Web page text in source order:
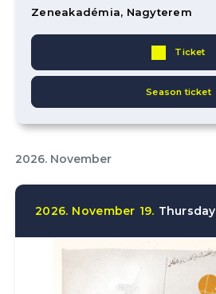
Zeneakadémia, Nagyterem
Ticket
Season ticket
2026. November
2026. November 19. Thursday